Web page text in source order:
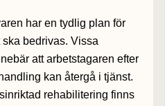
har en tydlig plan för
bedrivas. Vissa
att arbetstagaren efter
kan återgå i tjänst.
rehabilitering finns